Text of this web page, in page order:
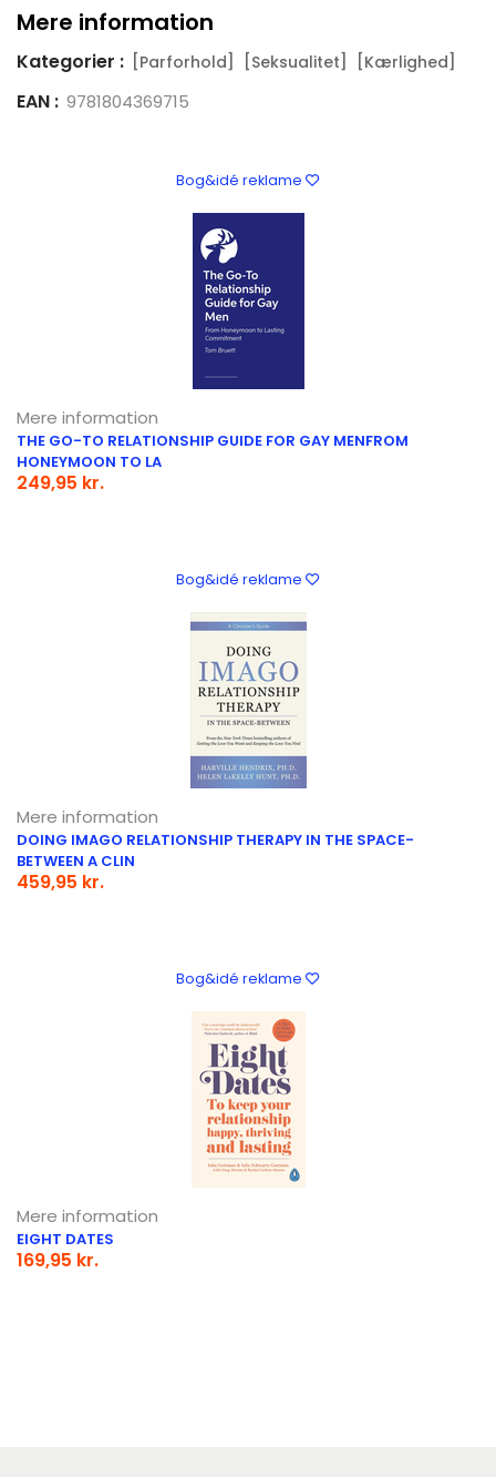
Mere information
Kategorier : [Parforhold] [Seksualitet] [Kærlighed]
EAN : 9781804369715
Bog&idé reklame
Mere information
THE GO-TO RELATIONSHIP GUIDE FOR GAY MENFROM
HONEYMOON TO LA
249,95 kr.
Bog&idé reklame
Mere information
DOING IMAGO RELATIONSHIP THERAPY IN THE SPACE-
BETWEEN A CLIN
459,95 kr.
Bog&idé reklame
Mere information
EIGHT DATES
169,95 kr.